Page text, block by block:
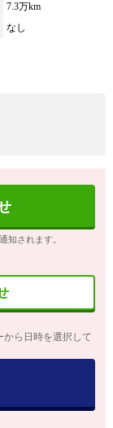
7.3万km
なし
知されます。
から日時を選択して